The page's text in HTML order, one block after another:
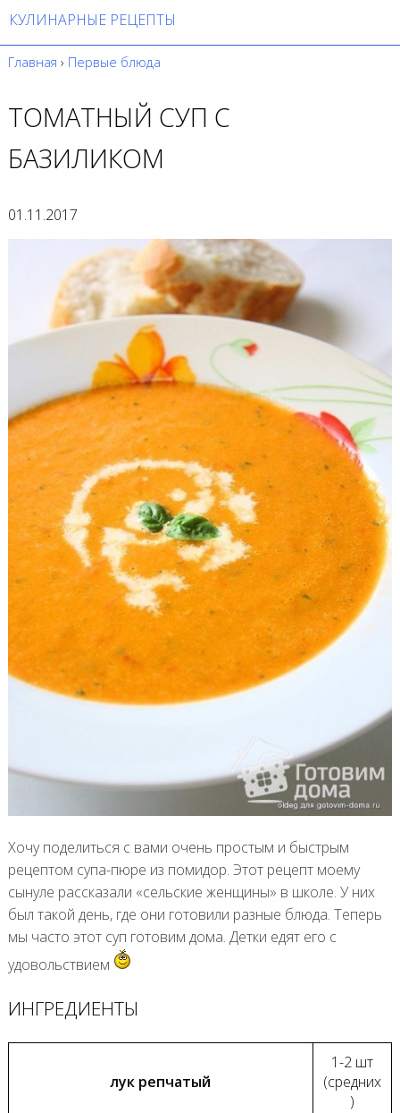
КУЛИНАРНЫЕ РЕЦЕПТЫ
Главная › Первые блюда
ТОМАТНЫЙ СУП С
БАЗИЛИКОМ
01.11.2017
Хочу поделиться с вами очень простым и быстрым
рецептом супа-пюре из помидор. Этот рецепт моему
сынуле рассказали «сельские женщины» в школе. У них
был такой день, где они готовили разные блюда. Теперь
мы часто этот суп готовим дома. Детки едят его с
удовольствием
ИНГРЕДИЕНТЫ
лук репчатый
1-2 шт
(средних
)